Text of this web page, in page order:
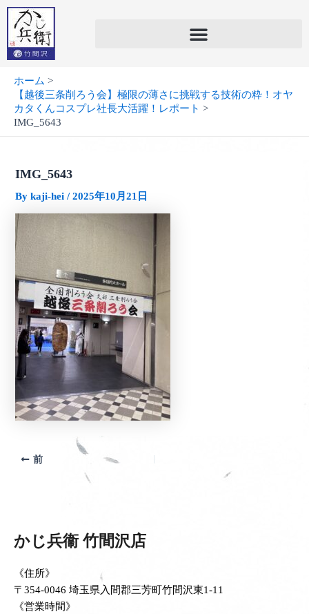
内
を
ホーム
【越後三条削ろう会】極限の薄さに挑戦する技術の粋！オヤ
カタくんコスプレ社長大活躍！レポート
IMG_5643
IMG_5643
Bykaji-hei/2025年10月21日
前
かじ兵衞 竹間沢店
《住所》
〒354-0046 埼玉県入間郡三芳町竹間沢東1-11
《営業時間》